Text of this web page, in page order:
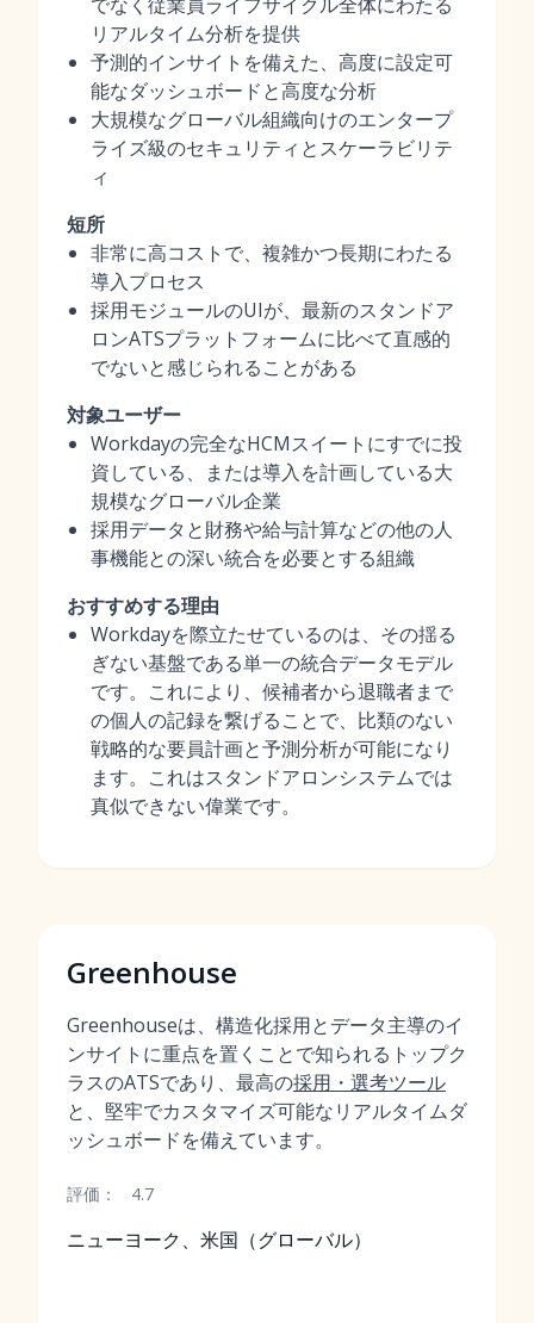
リアルタイム分析を提供
予測的インサイトを備えた、高度に設定可
能なダッシュボードと高度な分析
大規模なグローバル組織向けのエンタープ
ライズ級のセキュリティとスケーラビリテ
ィ
短所
非常に高コストで、複雑かつ長期にわたる
導入プロセス
採用モジュールのUIが、最新のスタンドア
ロンATSプラットフォームに比べて直感的
でないと感じられることがある
対象ユーザー
Workdayの完全なHCMスイートにすでに投
資している、または導入を計画している大
規模なグローバル企業
採用データと財務や給与計算などの他の人
事機能との深い統合を必要とする組織
おすすめする理由
Workdayを際立たせているのは、その揺る
ぎない基盤である単一の統合データモデル
です。これにより、候補者から退職者まで
の個人の記録を繋げることで、比類のない
戦略的な要員計画と予測分析が可能になり
ます。これはスタンドアロンシステムでは
真似できない偉業です。
Greenhouse
Greenhouseは、構造化採用とデータ主導のイ
ンサイトに重点を置くことで知られるトップク
ラスのATSであり、最高の採用・選考ツール
と、堅牢でカスタマイズ可能なリアルタイムダ
ッシュボードを備えています。
評価： 4.7
ニューヨーク、米国（グローバル）